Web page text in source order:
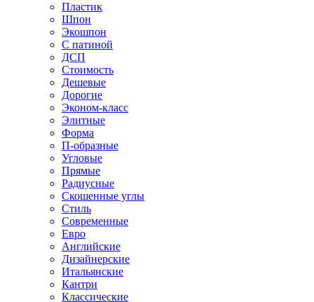
Пластик
Шпон
Экошпон
С патиной
ДСП
Стоимость
Дешевые
Дорогие
Эконом-класс
Элитные
Форма
П-образные
Угловые
Прямые
Радиусные
Скошенные углы
Стиль
Современные
Евро
Английские
Дизайнерские
Итальянские
Кантри
Классические